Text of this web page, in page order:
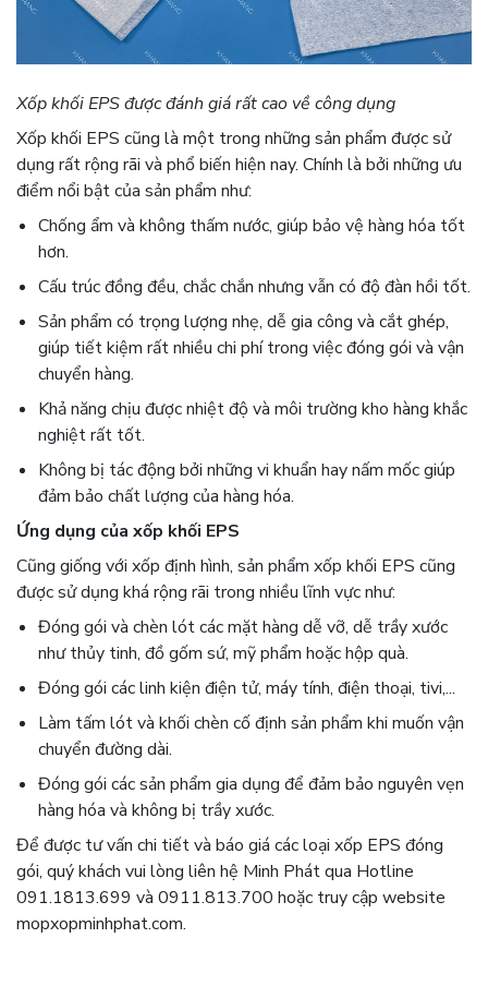
Xốp khối EPS được đánh giá rất cao về công dụng
Xốp khối EPS cũng là một trong những sản phẩm được sử
dụng rất rộng rãi và phổ biến hiện nay. Chính là bởi những ưu
điểm nổi bật của sản phẩm như:
Chống ẩm và không thấm nước, giúp bảo vệ hàng hóa tốt
hơn.
Cấu trúc đồng đều, chắc chắn nhưng vẫn có độ đàn hồi tốt.
Sản phẩm có trọng lượng nhẹ, dễ gia công và cắt ghép,
giúp tiết kiệm rất nhiều chi phí trong việc đóng gói và vận
chuyển hàng.
Khả năng chịu được nhiệt độ và môi trường kho hàng khắc
nghiệt rất tốt.
Không bị tác động bởi những vi khuẩn hay nấm mốc giúp
đảm bảo chất lượng của hàng hóa.
Ứng dụng của xốp khối EPS
Cũng giống với xốp định hình, sản phẩm xốp khối EPS cũng
được sử dụng khá rộng rãi trong nhiều lĩnh vực như:
Đóng gói và chèn lót các mặt hàng dễ vỡ, dễ trầy xước
như thủy tinh, đồ gốm sứ, mỹ phẩm hoặc hộp quà.
Đóng gói các linh kiện điện tử, máy tính, điện thoại, tivi,...
Làm tấm lót và khối chèn cố định sản phẩm khi muốn vận
chuyển đường dài.
Đóng gói các sản phẩm gia dụng để đảm bảo nguyên vẹn
hàng hóa và không bị trầy xước.
Để được tư vấn chi tiết và báo giá các loại xốp EPS đóng
gói, quý khách vui lòng liên hệ Minh Phát qua Hotline
091.1813.699 và 0911.813.700 hoặc truy cập website
mopxopminhphat.com.